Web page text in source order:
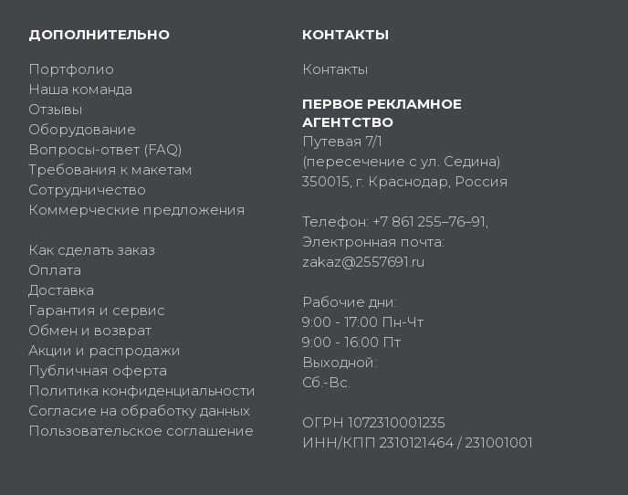
ДОПОЛНИТЕЛЬНО
Портфолио
Наша команда
Отзывы
Оборудование
Вопросы-ответ (FAQ)
Требования к макетам
Сотрудничество
Коммерческие предложения
Как сделать заказ
Оплата
Доставка
Гарантия и сервис
Обмен и возврат
Акции и распродажи
Публичная оферта
Политика конфиденциальности
Согласие на обработку данных
Пользовательское соглашение
КОНТАКТЫ
Контакты
ПЕРВОЕ РЕКЛАМНОЕ
АГЕНТСТВО
Путевая 7/1
(пересечение с ул. Седина)
350015, г. Краснодар, Россия
Телефон: +7 861 255–76–91,
Электронная почта:
zakaz@2557691.ru
Рабочие дни:
9:00 - 17:00 Пн-Чт
9:00 - 16:00 Пт
Выходной:
Сб.-Вс.
ОГРН 1072310001235
ИНН/КПП 2310121464 / 231001001